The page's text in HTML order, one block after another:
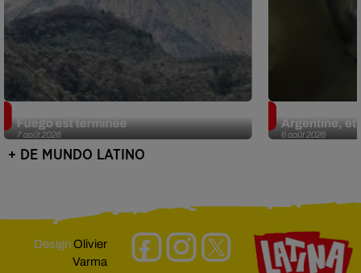
7 août 2026
Fuego est terminée
6 août 2026
Argentine, et
+ DE MUNDO LATINO
DesignOlivier
Varma